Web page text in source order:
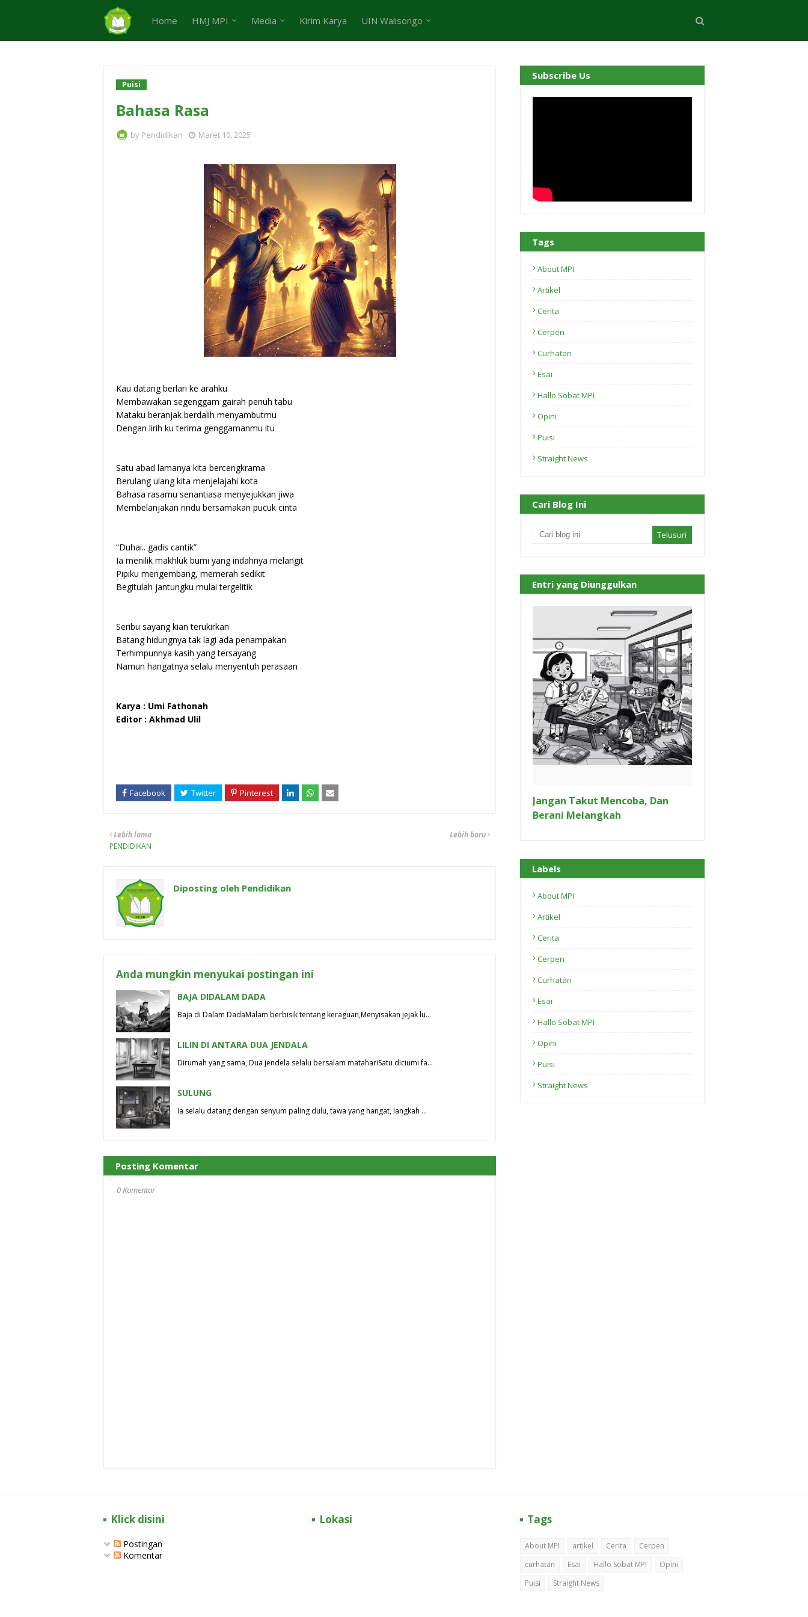
Home HMJ MPI Media Kirim Karya UIN Walisongo
Puisi
Bahasa Rasa
by Pendidikan Maret 10, 2025
Kau datang berlari ke arahku
Membawakan segenggam gairah penuh tabu
Mataku beranjak berdalih menyambutmu
Dengan lirih ku terima genggamanmu itu
Satu abad lamanya kita bercengkrama
Berulang ulang kita menjelajahi kota
Bahasa rasamu senantiasa menyejukkan jiwa
Membelanjakan rindu bersamakan pucuk cinta
“Duhai.. gadis cantik”
Ia menilik makhluk bumi yang indahnya melangit
Pipiku mengembang, memerah sedikit
Begitulah jantungku mulai tergelitik
Seribu sayang kian terukirkan
Batang hidungnya tak lagi ada penampakan
Terhimpunnya kasih yang tersayang
Namun hangatnya selalu menyentuh perasaan
Karya : Umi Fathonah
Editor : Akhmad Ulil
Lebih baru
Lebih lama
PENDIDIKAN
Diposting oleh Pendidikan
Anda mungkin menyukai postingan ini
BAJA DIDALAM DADA
Baja di Dalam Dada​Malam berbisik tentang keraguan,Menyisakan jejak lu…
LILIN DI ANTARA DUA JENDALA
Dirumah yang sama, Dua jendela selalu bersalam matahariSatu diciumi fa…
SULUNG
Ia selalu datang dengan senyum paling dulu, tawa yang hangat, langkah …
Posting Komentar
0 Komentar
Subscribe Us
Tags
About MPI
Artikel
Cerita
Cerpen
Curhatan
Esai
Hallo Sobat MPI
Opini
Puisi
Straight News
Cari Blog Ini
Entri yang Diunggulkan
Jangan Takut Mencoba, Dan
Berani Melangkah
Labels
About MPI
Artikel
Cerita
Cerpen
Curhatan
Esai
Hallo Sobat MPI
Opini
Puisi
Straight News
Klick disini
Postingan
Komentar
Lokasi Tags
About MPI artikel Cerita
Cerpen
curhatan
Esai Hallo Sobat MPI
Opini
Puisi
Straight News